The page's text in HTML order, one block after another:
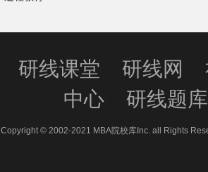
研线课堂 研线网
中心
研线题库
Copyright © 2002-2021 MBA院校库Inc. all Rights